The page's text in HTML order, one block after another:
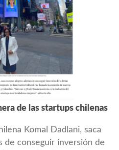
de las startups chilenas
Komal Dadlani, saca
de conseguir inversión de